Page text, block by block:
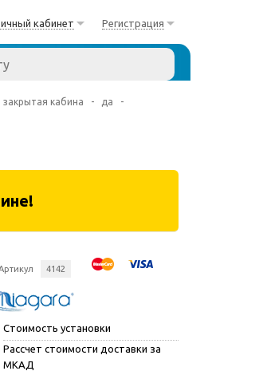
кабинет Регистрация
закрытая кабина - да
-
4142
Стоимость установки
Рассчет стоимости доставки за
МКАД